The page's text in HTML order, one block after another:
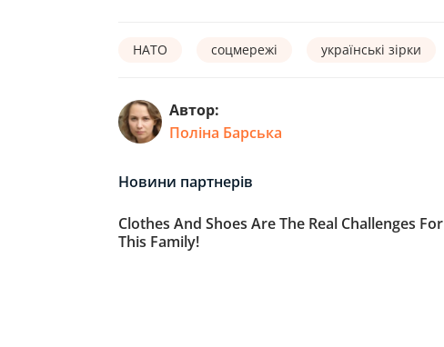
НАТО соцмережі українські зірки
Автор:
Поліна Барська